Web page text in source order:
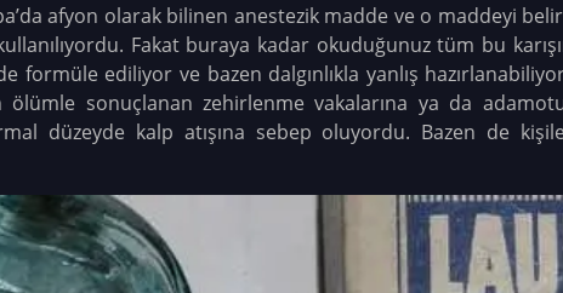
afyon olarak bilinen anestezik madde ve o maddeyi
Fakat buraya kadar okuduğunuz tüm bu
formüle ediliyor ve bazen dalgınlıkla yanlış
sonuçlanan zehirlenme vakalarına ya da
düzeyde kalp atışına sebep oluyordu. Bazen de